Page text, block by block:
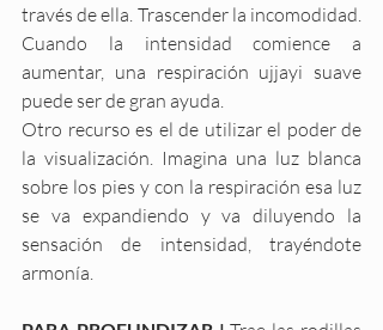
través de ella. Trascender la incomodidad.
Cuando la intensidad comience a
aumentar, una respiración ujjayi suave
puede ser de gran ayuda.
Otro recurso es el de utilizar el poder de
la visualización. Imagina una luz blanca
sobre los pies y con la respiración esa luz
se va expandiendo y va diluyendo la
sensación de intensidad, trayéndote
armonía.